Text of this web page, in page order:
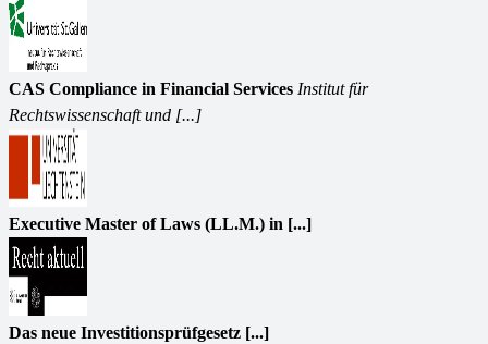
CAS Compliance in Financial Services Institut für
Rechtswissenschaft und [...]
Executive Master of Laws (LL.M.) in [...]
Das neue Investitionsprüfgesetz [...]